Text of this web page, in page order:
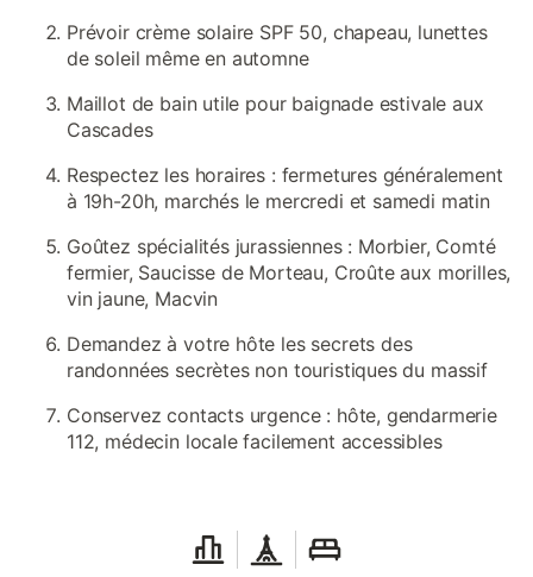
Prévoir crème solaire SPF 50, chapeau, lunettes
de soleil même en automne
Maillot de bain utile pour baignade estivale aux
Cascades
Respectez les horaires : fermetures généralement
à 19h-20h, marchés le mercredi et samedi matin
Goûtez spécialités jurassiennes : Morbier, Comté
fermier, Saucisse de Morteau, Croûte aux morilles,
vin jaune, Macvin
Demandez à votre hôte les secrets des
randonnées secrètes non touristiques du massif
Conservez contacts urgence : hôte, gendarmerie
112, médecin locale facilement accessibles